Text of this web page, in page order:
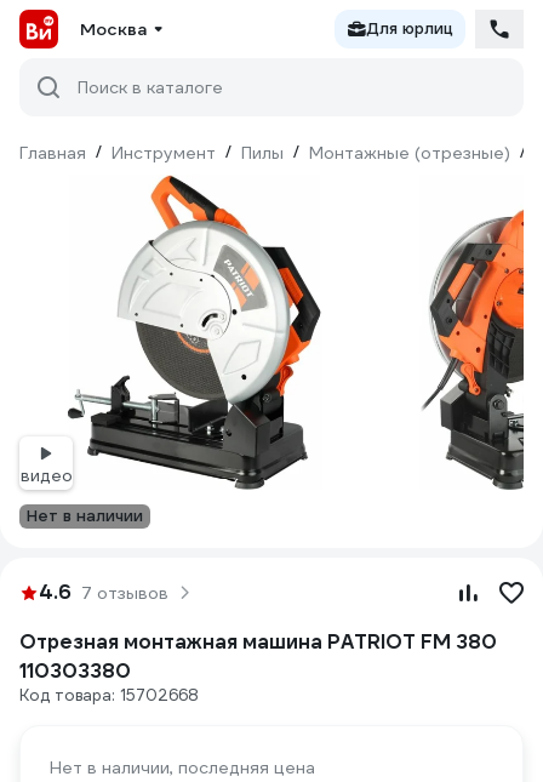
Москва Для юрлиц
Поиск в каталоге
Главная / Инструмент / Пилы / Монтажные (отрезные) /
видео
Нет в наличии
4.6 7 отзывов
Отрезная монтажная машина PATRIOT FM 380
110303380
Код товара: 15702668
Нет в наличии, последняя цена